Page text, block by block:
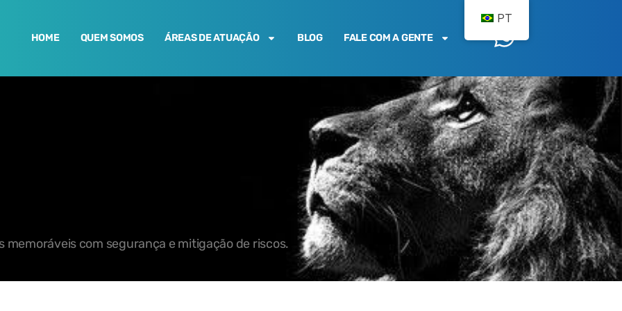
HOME QUEM SOMOS ÁREAS DE ATUAÇÃO BLOG FALE COM A GENTE
com segurança e mitigação de riscos.
PT